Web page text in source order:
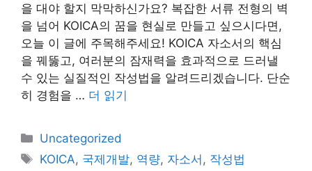
을 대야 할지 막막하신가요? 복잡한 서류 전형의 벽
을 넘어 KOICA의 꿈을 현실로 만들고 싶으시다면,
오늘 이 글에 주목해주세요! KOICA 자소서의 핵심
을 꿰뚫고, 여러분의 잠재력을 효과적으로 드러낼
수 있는 실질적인 작성법을 알려드리겠습니다. 단순
히 경험을 … 더 읽기
카
테
Uncategorized
태
KOICA, 국제개발, 역량, 자소서 , 작성법